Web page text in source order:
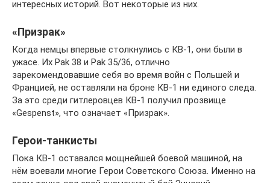
интересных историй. Вот некоторые из них.
«Призрак»
Когда немцы впервые столкнулись с КВ-1, они были в
ужасе. Их Pak 38 и Pak 35/36, отлично
зарекомендовавшие себя во время войн с Польшей и
Францией, не оставляли на броне КВ-1 ни единого следа.
За это среди гитлеровцев КВ-1 получил прозвище
«Gespenst», что означает «Призрак».
Герои-танкисты
Пока КВ-1 оставался мощнейшей боевой машиной, на
нём воевали многие Герои Советского Союза. Именно на